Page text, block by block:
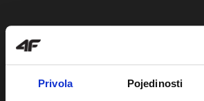
Privola Pojedinosti